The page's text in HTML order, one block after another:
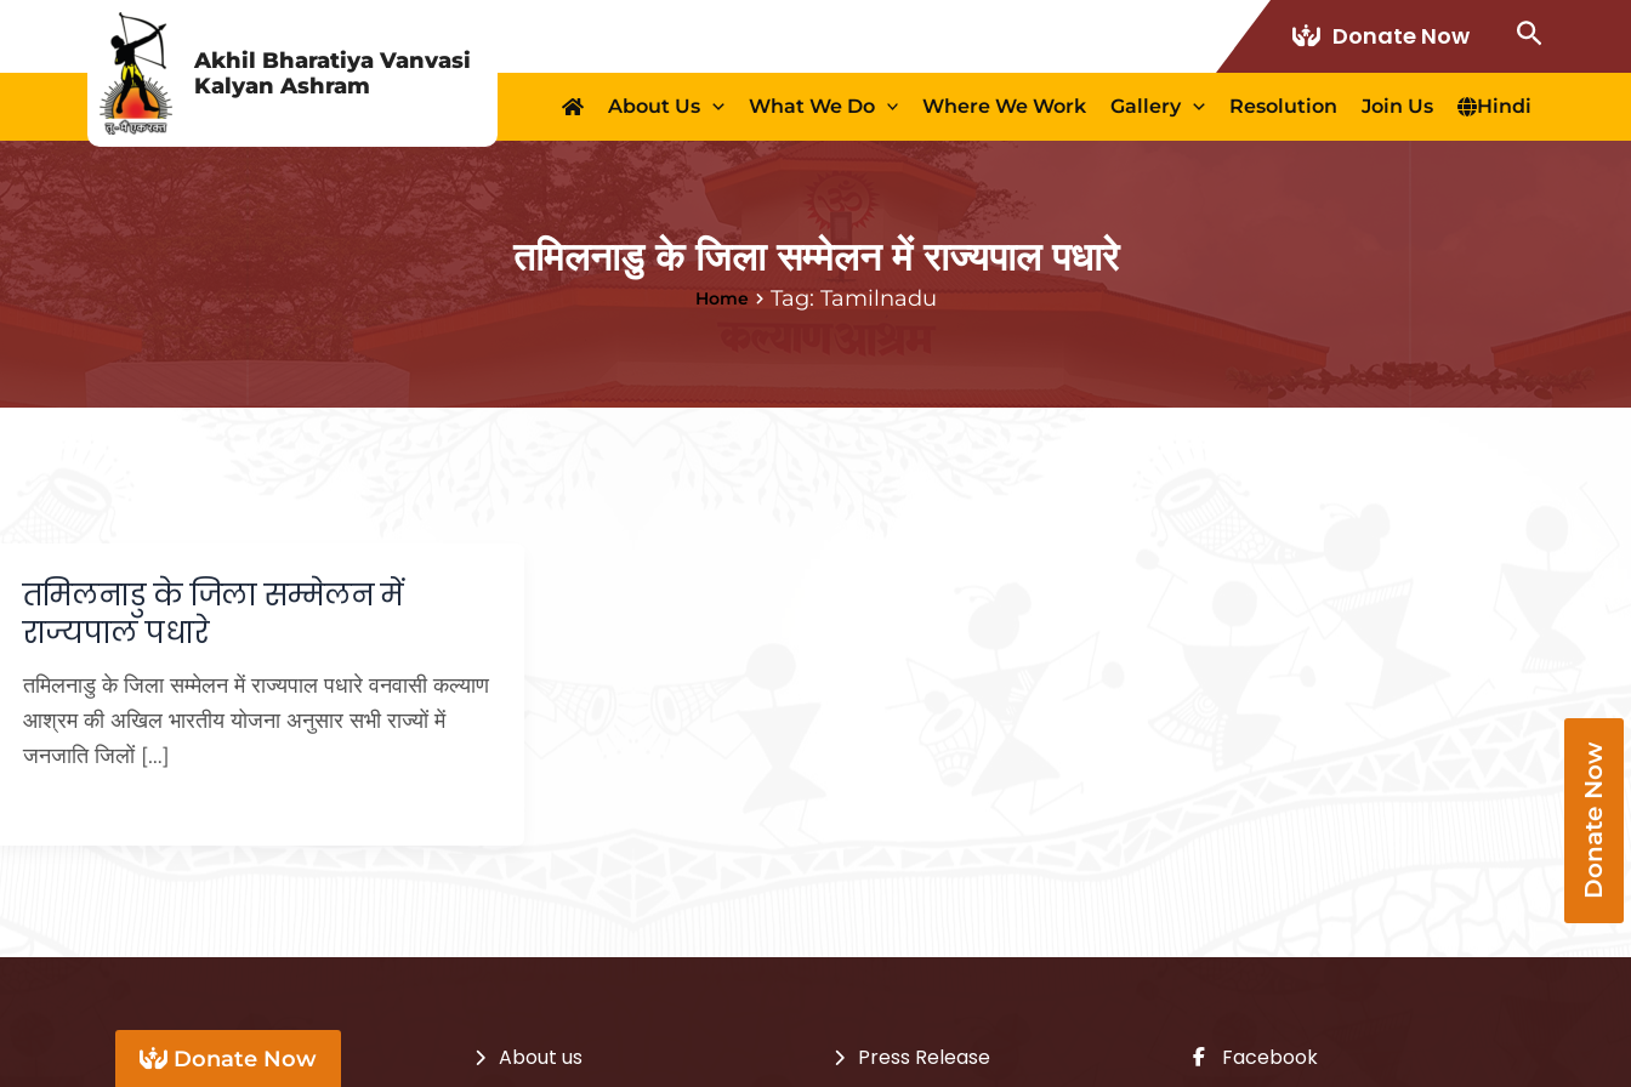
Akhil Bharatiya Vanvasi
Kalyan Ashram
Donate Now Search
About Us What We Do Where We Work Gallery Resolution Join Us Hindi
तमिलनाडु के जिला सम्मेलन में राज्यपाल पधारे
Home Tag: Tamilnadu
तमिलनाडु के जिला सम्मेलन में
राज्यपाल पधारे
तमिलनाडु के जिला सम्मेलन में राज्यपाल पधारे वनवासी कल्याण
आश्रम की अखिल भारतीय योजना अनुसार सभी राज्यों में
जनजाति जिलों […]
Donate Now About us Press Release Facebook
Donate Now